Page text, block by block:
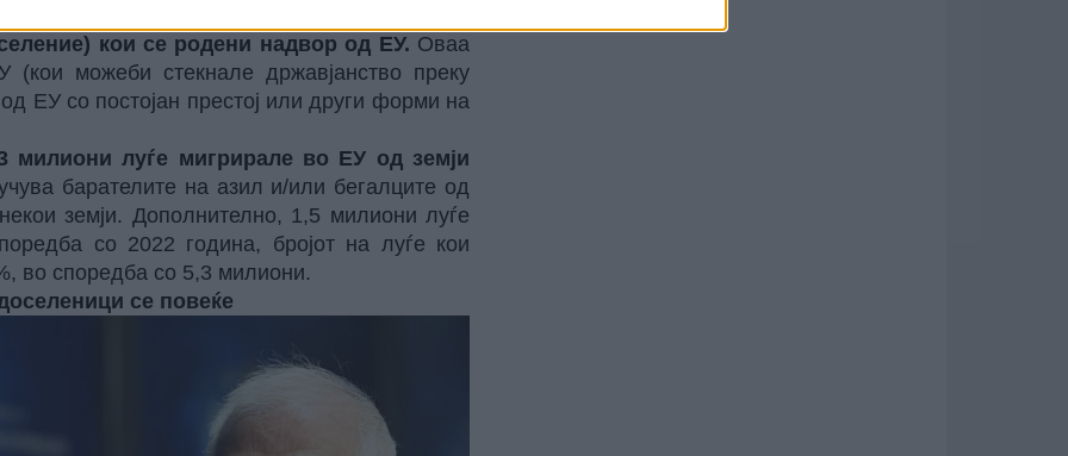
кои се родени надвор од ЕУ. Оваа
(кои можеби стекнале државјанство преку
ЕУ со постојан престој или други форми на
милиони луѓе мигрирале во ЕУ од земји
барателите на азил и/или бегалците од
земји. Дополнително, 1,5 милиони луѓе
со 2022 година, бројот на луѓе кои
во споредба со 5,3 милиони.
се повеќе